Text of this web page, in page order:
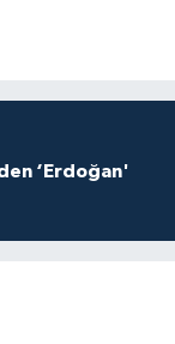
‘Erdoğan'